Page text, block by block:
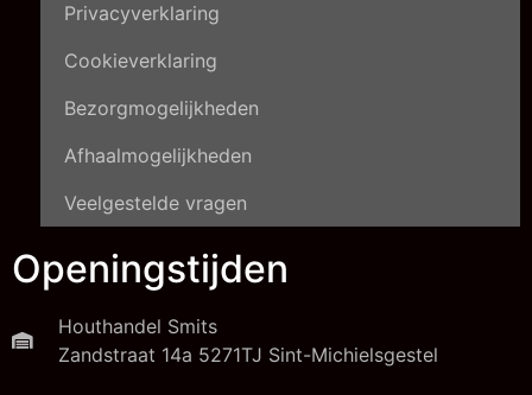
Privacyverklaring
Cookieverklaring
Bezorgmogelijkheden
Afhaalmogelijkheden
Veelgestelde vragen
Openingstijden
Houthandel Smits
Zandstraat 14a 5271TJ Sint-Michielsgestel